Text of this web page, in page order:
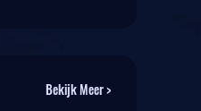
Bekijk Meer >